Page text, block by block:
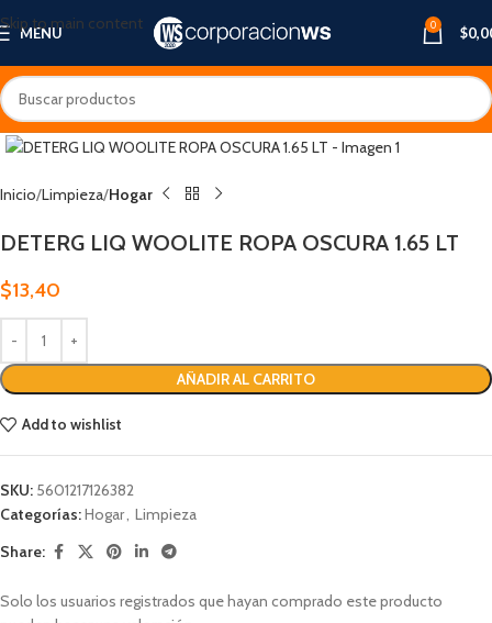
Skip to main content
MENU 0 $
Inicio Limpieza Hogar
DETERG LIQ WOOLITE ROPA OSCURA 1.65 LT
$13,40
AÑADIR AL CARRITO
Add to wishlist
SKU: 5601217126382
Categorías:Hogar Limpieza
Share:
Solo los usuarios registrados que hayan comprado este producto